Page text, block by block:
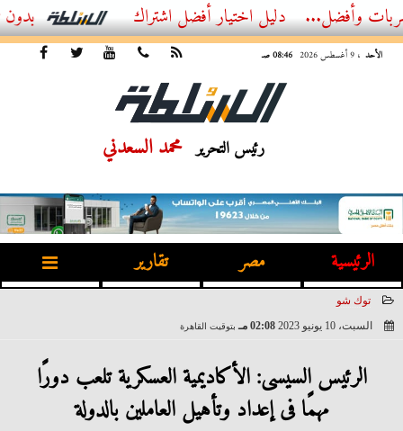
أفضل اشتراك IPTV بدون تقطيع 2026 – دليل المشاهد العصري
الأحد ، 9 أغسطس 2026 08:46 صـ
رئيس التحرير محمد السعدني
الرئيسية مصر تقارير
توك شو
السبت، 10 يونيو 2023
02:08 مـ بتوقيت القاهرة
الرئيس السيسى: الأكاديمية العسكرية تلعب دورًا
مهمًا فى إعداد وتأهيل العاملين بالدولة